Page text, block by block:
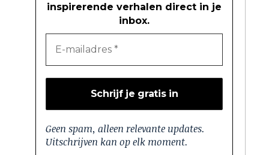
inspirerende verhalen direct in je
inbox.
Geen spam, alleen relevante updates.
Uitschrijven kan op elk moment.